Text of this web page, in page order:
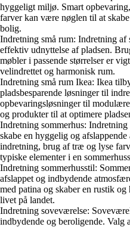
hyggeligt miljø. Smart
farver kan være nøglen til at
bolig.
Indretning små rum: Indretning
effektiv udnyttelse af pladsen.
møbler i passende størrelser er
velindrettet og harmonisk rum.
Indretning små rum Ikea: Ikea
pladsbesparende løsninger til
opbevaringsløsninger til
og produkter til at optimere
Indretning sommerhus:
skabe en hyggelig og
indretning, brug af træ og lyse
typiske elementer i en
Indretning sommerhusstil:
afslappet og indbydende
med patina og skaber en rustik
livet på landet.
Indretning soveværelse:
indbydende og beroligende. Valg